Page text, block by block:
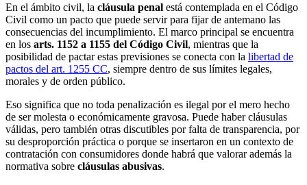
En el ámbito civil, la cláusula penal está contemplada en el Código
Civil como un pacto que puede servir para fijar de antemano las
consecuencias del incumplimiento. El marco principal se encuentra
en los arts. 1152 a 1155 del Código Civil, mientras que la
posibilidad de pactar estas previsiones se conecta con la libertad de
pactos del art. 1255 CC, siempre dentro de sus límites legales,
morales y de orden público.
Eso significa que no toda penalización es ilegal por el mero hecho
de ser molesta o económicamente gravosa. Puede haber cláusulas
válidas, pero también otras discutibles por falta de transparencia, por
su desproporción práctica o porque se insertaron en un contexto de
contratación con consumidores donde habrá que valorar además la
normativa sobre cláusulas abusivas.